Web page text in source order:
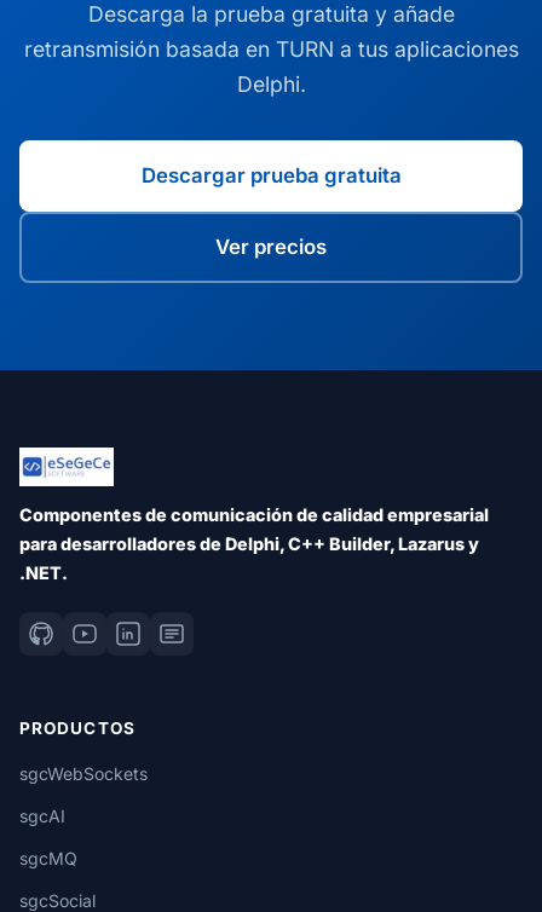
Descarga la prueba gratuita y añade
retransmisión basada en TURN a tus aplicaciones
Delphi.
Descargar prueba gratuita
Ver precios
Componentes de comunicación de calidad empresarial
para desarrolladores de Delphi, C++ Builder, Lazarus y
.NET.
PRODUCTOS
sgcWebSockets
sgcAI
sgcMQ
sgcSocial